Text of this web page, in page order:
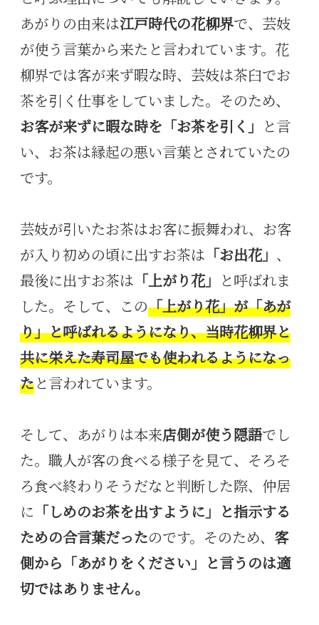
あがりの由来は江戸時代の花柳界で、芸妓
が使う言葉から来たと言われています。花
柳界では客が来ず暇な時、芸妓は茶臼でお
茶を引く仕事をしていました。そのため、
お客が来ずに暇な時を「お茶を引く」
と言
い、お茶は縁起の悪い言葉とされていたの
です。
芸妓が引いたお茶はお客に振舞われ、お客
が入り初めの頃に出すお茶は 「お出花」 、
最後に出すお茶は 「上がり花」
と呼ばれま
した。そして、この「上がり花」が「あが
り」と呼ばれるようになり、当時花柳界と
共に栄えた寿司屋でも使われるようになっ
たと言われています。
そして、あがりは本来店側が使う隠語でし
た。職人が客の食べる様子を見て、そろそ
ろ食べ終わりそうだなと判断した際、仲居
に 「しめのお茶を出すように」と指示する
ための合言葉だったのです。そのため、 客
側から「あがりをください」と言うのは適
切ではありません。